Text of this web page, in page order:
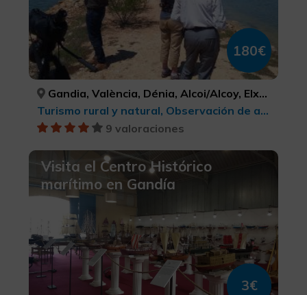
180€
Gandia, València, Dénia, Alcoi/Alcoy, Elx/Elche, VALÈNCIA, VALÈNCIA, ALACANT/ALICANTE, ALACANT/ALICANTE, ALACANT/ALICANTE
Turismo rural y natural, Observación de aves
9 valoraciones
Visita el Centro Histórico
marítimo en Gandía
3€